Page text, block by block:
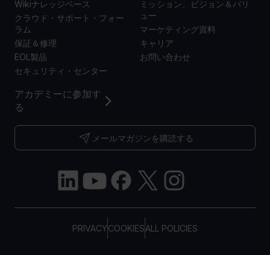
PRIVACYCOOKIESALL POLICIES
アカデミーに参加す
る
メールマガジンを購読する
Wikiナレッジベース
クラウド・サポート・フォー
ラム
保証＆修理
EOL製品
セキュリティ・センター
ミッション、ビジョン＆バリ
ュー
マーケティング資料
キャリア
お問い合わせ